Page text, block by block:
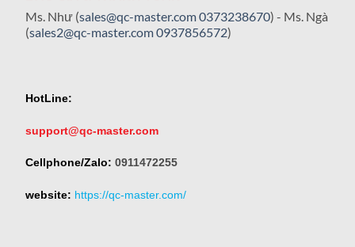
Ms. Như (sales@qc-master.com0373238670) - Ms. Ngà
(sales2@qc-master.com0937856572)
HotLine:
support@qc-master.com
Cellphone/Zalo: 0911472255
website: https://qc-master.com/